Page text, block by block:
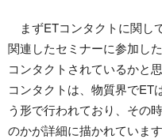
まずETコンタクトに関し
関連したセミナーに参加し
コンタクトされているかと
コンタクトは、物質界でET
う形で行われており、その
のかが詳細に描かれていま